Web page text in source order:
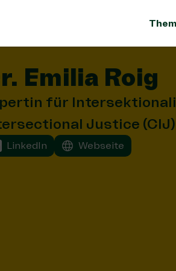
Emilia Roig
für
Justice (CIJ)
LinkedIn Webseite